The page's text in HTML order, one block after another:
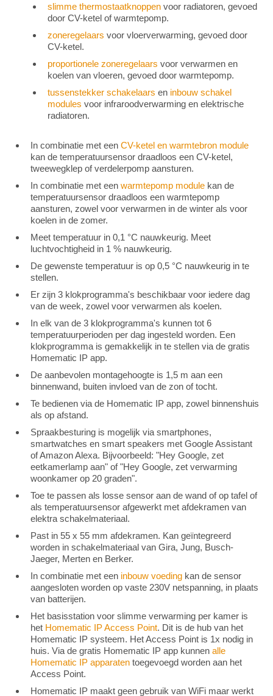
slimme thermostaatknoppen voor radiatoren, gevoed
door CV-ketel of warmtepomp.
zoneregelaars voor vloerverwarming, gevoed door
CV-ketel.
proportionele zoneregelaars voor verwarmen en
koelen van vloeren, gevoed door warmtepomp.
tussenstekker schakelaars en inbouw schakel
modules voor infraroodverwarming en elektrische
radiatoren.
In combinatie met een CV-ketel en warmtebron module
kan de temperatuursensor draadloos een CV-ketel,
tweewegklep of verdelerpomp aansturen.
In combinatie met een warmtepomp module kan de
temperatuursensor draadloos een warmtepomp
aansturen, zowel voor verwarmen in de winter als voor
koelen in de zomer.
Meet temperatuur in 0,1 °C nauwkeurig. Meet
luchtvochtigheid in 1 % nauwkeurig.
De gewenste temperatuur is op 0,5 °C nauwkeurig in te
stellen.
Er zijn 3 klokprogramma's beschikbaar voor iedere dag
van de week, zowel voor verwarmen als koelen.
In elk van de 3 klokprogramma's kunnen tot 6
temperatuurperioden per dag ingesteld worden. Een
klokprogramma is gemakkelijk in te stellen via de gratis
Homematic IP app.
De aanbevolen montagehoogte is 1,5 m aan een
binnenwand, buiten invloed van de zon of tocht.
Te bedienen via de Homematic IP app, zowel binnenshuis
als op afstand.
Spraakbesturing is mogelijk via smartphones,
smartwatches en smart speakers met Google Assistant
of Amazon Alexa. Bijvoorbeeld: "Hey Google, zet
eetkamerlamp aan" of "Hey Google, zet verwarming
woonkamer op 20 graden".
Toe te passen als losse sensor aan de wand of op tafel of
als temperatuursensor afgewerkt met afdekramen van
elektra schakelmateriaal.
Past in 55 x 55 mm afdekramen. Kan geïntegreerd
worden in schakelmateriaal van Gira, Jung, Busch-
Jaeger, Merten en Berker.
In combinatie met een inbouw voeding kan de sensor
aangesloten worden op vaste 230V netspanning, in plaats
van batterijen.
Het basisstation voor slimme verwarming per kamer is
het Homematic IP Access Point. Dit is de hub van het
Homematic IP systeem. Het Access Point is 1x nodig in
huis. Via de gratis Homematic IP app kunnen alle
Homematic IP apparaten toegevoegd worden aan het
Access Point.
Homematic IP maakt geen gebruik van WiFi maar werkt